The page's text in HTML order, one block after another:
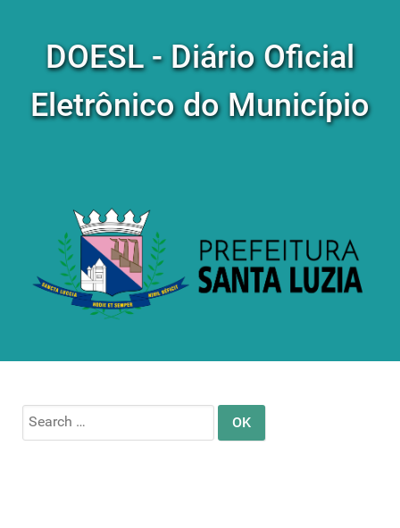
DOESL - Diário Oficial
Eletrônico do Município
Search
for: